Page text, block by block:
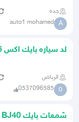
جده
A
auto1 mohamed
لد سياره بايك اكس 55
الرياض
0
0537096585